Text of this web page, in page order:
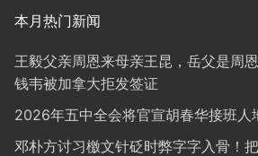
本月热门新闻
王毅父亲周恩来母亲王昆，岳父是周
钱韦被加拿大拒发签证
2026年五中全会将官宣胡春华接班人
邓朴方讨习檄文针砭时弊字字入骨！